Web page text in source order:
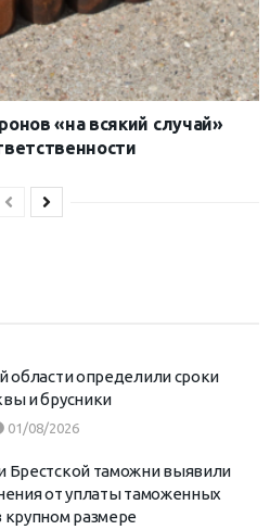
«на всякий случай»
области определили сроки
и брусники
01/08/2026
Брестской таможни выявили
от уплаты таможенных
крупном размере